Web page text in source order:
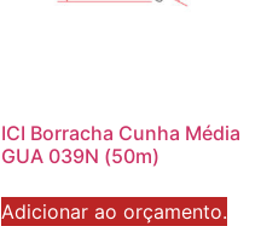
ICI Borracha Cunha Média
GUA 039N (50m)
Adicionar ao orçamento.